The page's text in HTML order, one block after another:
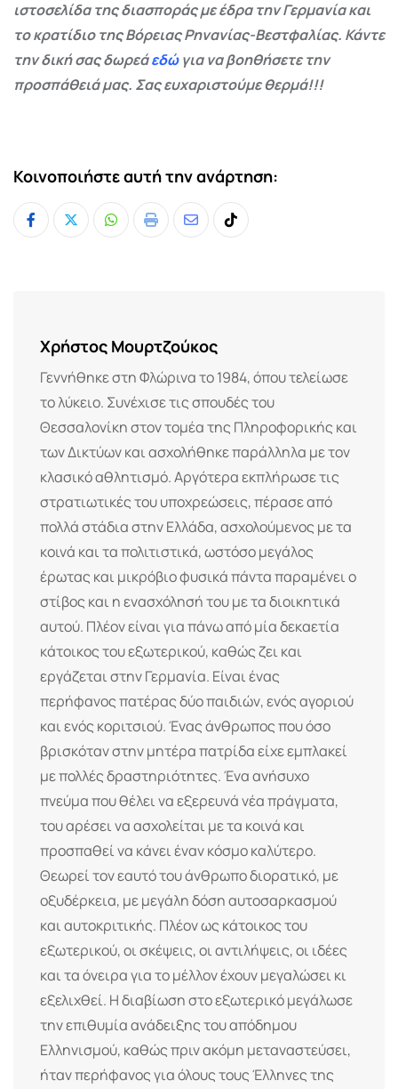
ιστοσελίδα της διασποράς με έδρα την Γερμανία και
το κρατίδιο της Βόρειας Ρηνανίας-Βεστφαλίας. Κάντε
την δική σας δωρεάεδώγια να βοηθήσετε την
προσπάθειά μας. Σας ευχαριστούμε θερμά!!!
Κοινοποιήστε αυτή την ανάρτηση:
Whatsapp
Print
ShareTiktok
Χρήστος Μουρτζούκος
Γεννήθηκε στη Φλώρινα το 1984, όπου τελείωσε
το λύκειο. Συνέχισε τις σπουδές του
Θεσσαλονίκη στον τομέα της Πληροφορικής και
των Δικτύων και ασχολήθηκε παράλληλα με τον
κλασικό αθλητισμό. Αργότερα εκπλήρωσε τις
στρατιωτικές του υποχρεώσεις, πέρασε από
πολλά στάδια στην Ελλάδα, ασχολούμενος με τα
κοινά και τα πολιτιστικά, ωστόσο μεγάλος
έρωτας και μικρόβιο φυσικά πάντα παραμένει ο
στίβος και η ενασχόλησή του με τα διοικητικά
αυτού. Πλέον είναι για πάνω από μία δεκαετία
κάτοικος του εξωτερικού, καθώς ζει και
εργάζεται στην Γερμανία. Είναι ένας
περήφανος πατέρας δύο παιδιών, ενός αγοριού
και ενός κοριτσιού. Ένας άνθρωπος που όσο
βρισκόταν στην μητέρα πατρίδα είχε εμπλακεί
με πολλές δραστηριότητες. Ένα ανήσυχο
πνεύμα που θέλει να εξερευνά νέα πράγματα,
του αρέσει να ασχολείται με τα κοινά και
προσπαθεί να κάνει έναν κόσμο καλύτερο.
Θεωρεί τον εαυτό του άνθρωπο διορατικό, με
οξυδέρκεια, με μεγάλη δόση αυτοσαρκασμού
και αυτοκριτικής. Πλέον ως κάτοικος του
εξωτερικού, οι σκέψεις, οι αντιλήψεις, οι ιδέες
και τα όνειρα για το μέλλον έχουν μεγαλώσει κι
εξελιχθεί. Η διαβίωση στο εξωτερικό μεγάλωσε
την επιθυμία ανάδειξης του απόδημου
Ελληνισμού, καθώς πριν ακόμη μεταναστεύσει,
ήταν περήφανος για όλους τους Έλληνες της